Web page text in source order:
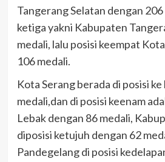
Tangerang Selatan dengan
ketiga yakni Kabupaten
medali, lalu posisi keempat
106 medali.
Kota Serang berada di posisi
medali,dan di posisi keenam
Lebak dengan 86 medali,
diposisi ketujuh dengan 62
Pandegelang di posisi